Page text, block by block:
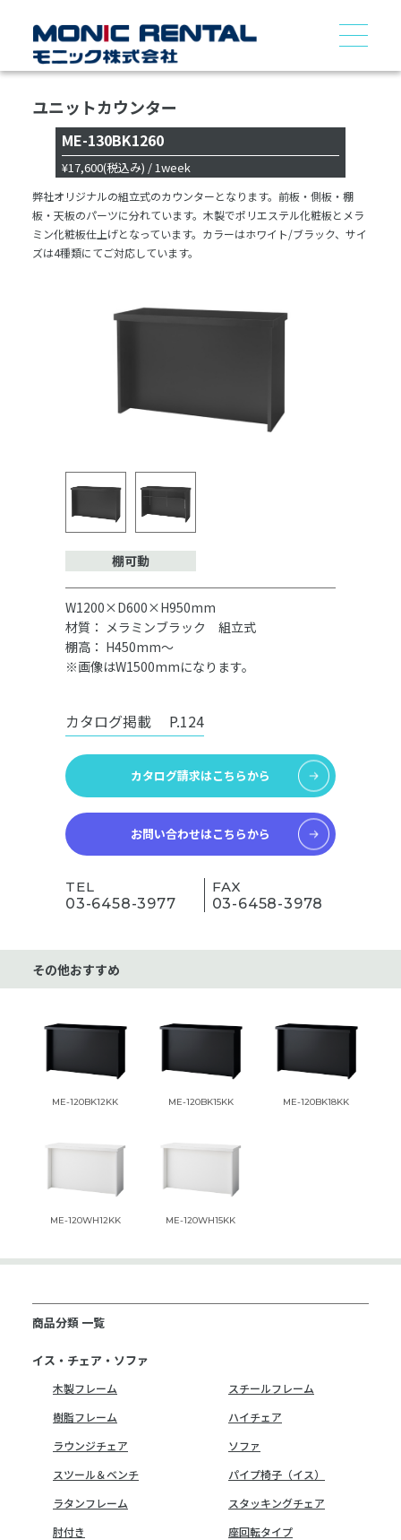
ユニットカウンター
ME-130BK1260
¥17,600(税込み) / 1week
弊社オリジナルの組立式のカウンターとなります。前板・側板・棚
板・天板のパーツに分れています。木製でポリエステル化粧板とメラ
ミン化粧板仕上げとなっています。カラーはホワイト/ブラック、サイ
ズは4種類にてご対応しています。
棚可動
W1200×D600×H950mm
材質： メラミンブラック 組立式
棚高： H450mm～
※画像はW1500mmになります。
カタログ掲載 P.124
カタログ請求はこちらから
お問い合わせはこちらから
TEL
03-6458-3977
FAX
03-6458-3978
その他おすすめ
ME-120BK12KK ME-120BK15KK ME-120BK18KK
ME-120WH12KK ME-120WH15KK
商品分類 一覧
イス・チェア・ソファ
木製フレーム
スチールフレーム
樹脂フレーム
ハイチェア
ラウンジチェア
ソファ
スツール＆ベンチ
パイプ椅子（イス）
ラタンフレーム
スタッキングチェア
肘付き
座回転タイプ